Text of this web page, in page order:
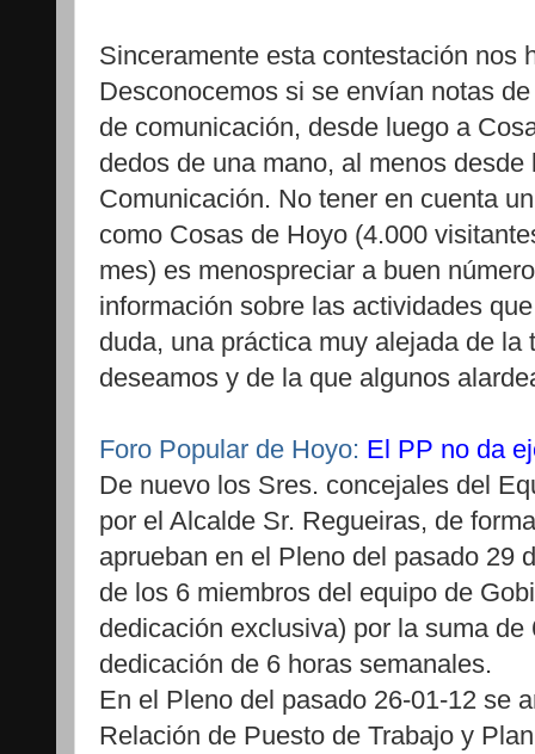
Sinceramente esta contestación nos
Desconocemos si se envían notas
de comunicación, desde luego a
dedos de una mano, al menos
Comunicación. No tener en cuenta
como Cosas de Hoyo (4.000
mes) es menospreciar a buen
información sobre las actividades
duda, una práctica muy alejada de la
deseamos y de la que algunos
Foro Popular de Hoyo: El PP no da
De nuevo los Sres. concejales del
por el Alcalde Sr. Regueiras, de
aprueban en el Pleno del pasado 29
de los 6 miembros del equipo de
dedicación exclusiva) por la suma de
dedicación de 6 horas semanales.
En el Pleno del pasado 26-01-12 se
Relación de Puesto de Trabajo y